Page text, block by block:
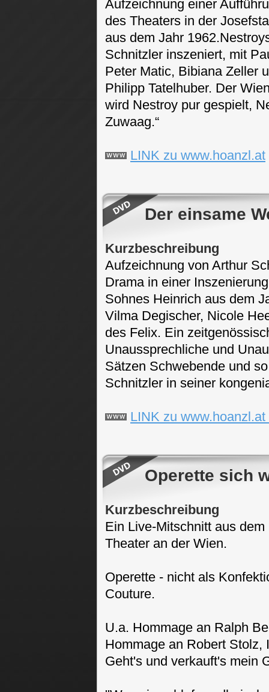
Aufzeichnung einer
des Theaters in der
aus dem Jahr
Schnitzler inszeniert, mit
Peter Matic, Bibiana Zeller
Philipp Tatelhuber. Der
wird Nestroy pur gespielt,
Zuwaag.“
LINK zu www.hoanzl.at
Der einsame
Kurzbeschreibung
Aufzeichnung von Arthur
Drama in einer
Sohnes Heinrich aus dem
Vilma Degischer, Nicole
des Felix. Ein
Unaussprechliche und
Sätzen Schwebende und
Schnitzler in seiner
LINK zu www.hoanzl.at
Operette sich
Kurzbeschreibung
Ein Live-Mitschnitt aus dem
Theater an der Wien.
Operette - nicht als
Couture.
U.a. Hommage an Ralph
Hommage an Robert
Geht's und verkauft's mein